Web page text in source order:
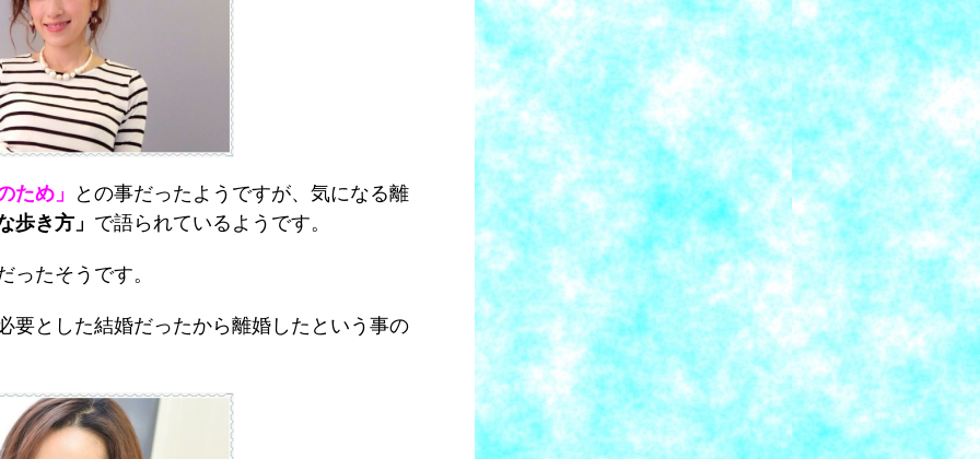
ため」
との事だったようですが、気になる離
歩き方」 で語られているようです。
ったそうです。
要とした結婚だったから離婚したという事の